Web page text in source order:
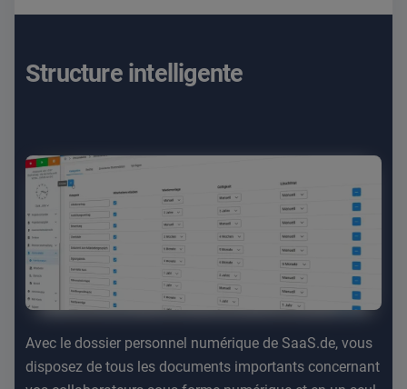
Structure intelligente
Avec le dossier personnel numérique de SaaS.de, vous
disposez de tous les documents importants concernant